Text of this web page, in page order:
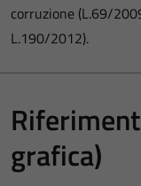
corruzione (L.69/
L.190/2012).
grafica)